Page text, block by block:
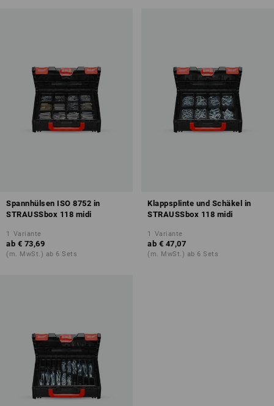
Spannhülsen ISO 8752 in
STRAUSSbox 118 midi
1 Variante
ab € 73,69
(m. MwSt.) ab 6 Sets
Klappsplinte und Schäkel in
STRAUSSbox 118 midi
1 Variante
ab € 47,07
(m. MwSt.) ab 6 Sets